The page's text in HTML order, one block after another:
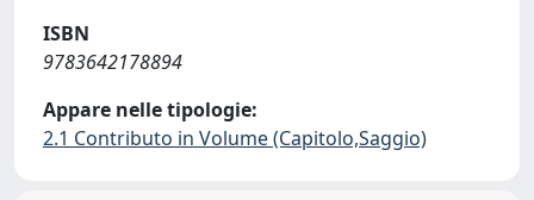
ISBN
9783642178894
Appare nelle tipologie:
2.1 Contributo in Volume (Capitolo,Saggio)